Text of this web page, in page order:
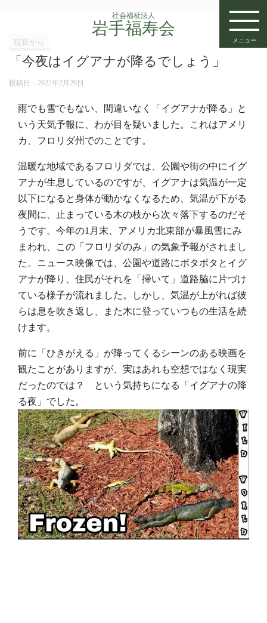
社会福祉法人
岩手福寿会
メニュー
院長から
「今夜はイグアナが降るでしょう」
投稿日： 2022年2月20日
雨でも雪でもない、間違いなく「イグアナが降る」と
いう天気予報に、わが目を疑いました。これはアメリ
カ、フロリダ州でのことです。
温暖な地域であるフロリダでは、公園や街の中にイグ
アナが生息しているのですが、イグアナは気温が一定
以下になると身体が動かなくなるため、気温が下がる
夜間に、止まっている木の枝から次々落下するのだそ
うです。今年の1月末、アメリカ北東部が暴風雪にみ
まわれ、この「フロリダのみ」の気象予報がされまし
た。ニュース映像では、公園や道路にボタボタとイグ
アナが降り、住民がそれを「掃いて」道路脇に片づけ
ている様子が流れました。しかし、気温が上がれば彼
らは息を吹き返し、また木に登っていつもの生活を続
けます。
前に「ひきがえる」が降ってくるシーンのある映画を
観たことがありますが、実はあれも空想ではなく現実
だったのでは？ という気持ちになる「イグアナの降
る夜」でした。